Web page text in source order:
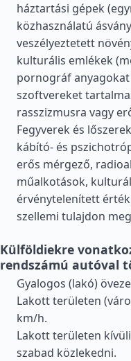
háztartási gépek
közhasználatú
veszélyeztetett
kulturális emlékek
pornográf
szoftvereket
rasszizmusra vagy
Fegyverek és
kábító- és
erős mérgező,
műalkotások,
érvénytelenített
szellemi tulajdon
Külföldiekre
rendszámú autóval
Gyalogos (lakó)
Lakott területen
km/h.
Lakott területen
szabad közlekedni.